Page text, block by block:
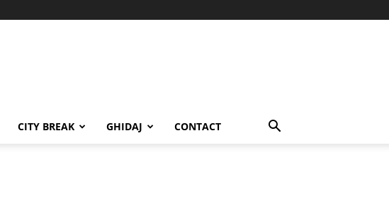
CITY BREAK GHIDAJ CONTACT